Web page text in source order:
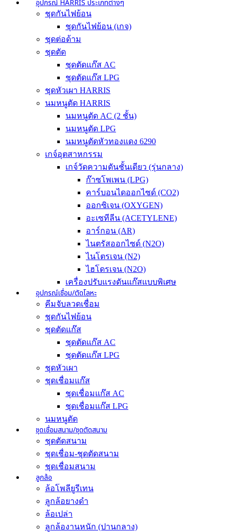
อุปกรณ์ HARRIS ประเภทต่างๆ
ชุดกันไฟย้อน
ชุดกันไฟย้อน (เกจ)
ชุดต่อด้าม
ชุดตัด
ชุดตัดแก๊ส AC
ชุดตัดแก๊ส LPG
ชุดหัวเผา HARRIS
นมหนูตัด HARRIS
นมหนูตัด AC (2 ชั้น)
นมหนูตัด LPG
นมหนูตัดหัวทองแดง 6290
เกจ์อุตสาหกรรม
เกจ์วัดความดันชั้นเดียว (รุ่นกลาง)
ก๊าซโพเพน (LPG)
คาร์บอนไดออกไซด์ (CO2)
ออกซิเจน (OXYGEN)
อะเซทีลีน (ACETYLENE)
อาร์กอน (AR)
ไนตรัสออกไซด์ (N2O)
ไนโตรเจน (N2)
ไฮโดรเจน (N2O)
เครื่องปรับแรงดันแก๊สแบบพิเศษ
อุปกรณ์เชื่อม/ตัดโลหะ
คีมจับลวดเชื่อม
ชุดกันไฟย้อน
ชุดตัดแก๊ส
ชุดตัดแก๊ส AC
ชุดตัดแก๊ส LPG
ชุดหัวเผา
ชุดเชื่อมแก๊ส
ชุดเชื่อมแก๊ส AC
ชุดเชื่อมแก๊ส LPG
นมหนูตัด
ชุดเชื่อมสนาม/ชุดตัดสนาม
ชุดตัดสนาม
ชุดเชื่อม-ชุดตัดสนาม
ชุดเชื่อมสนาม
ลูกล้อ
ล้อโพลียูรีเทน
ลูกล้อยางดำ
ล้อเปล่า
ลูกล้องานหนัก (ปานกลาง)